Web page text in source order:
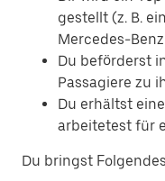
gestellt (z. B.
Mercedes-
Du beförderst
Passagiere zu
Du erhältst
arbeitetest für
Du bringst